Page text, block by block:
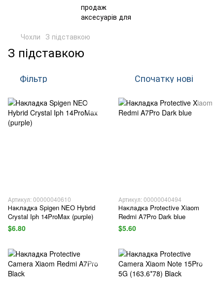
Чохли З підставкою
З підставкою
Фільтр Спочатку нові
Артикул: 00000040610
Накладка Spigen NEO Hybrid
Crystal Iph 14ProMax (purple)
$6.80
Артикул: 00000040494
Накладка Protective Xiaom
Redmi A7Pro Dark blue
$5.60